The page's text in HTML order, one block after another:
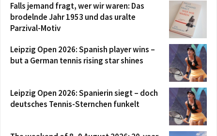
Falls jemand fragt, wer wir waren: Das
brodelnde Jahr 1953 und das uralte
Parzival-Motiv
Leipzig Open 2026: Spanish player wins –
but a German tennis rising star shines
Leipzig Open 2026: Spanierin siegt – doch
deutsches Tennis-Sternchen funkelt